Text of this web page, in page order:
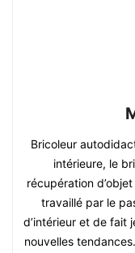
Bricoleur
intérieure, le
récupération
travaillé par le
d’intérieur et de fait
nouvelles